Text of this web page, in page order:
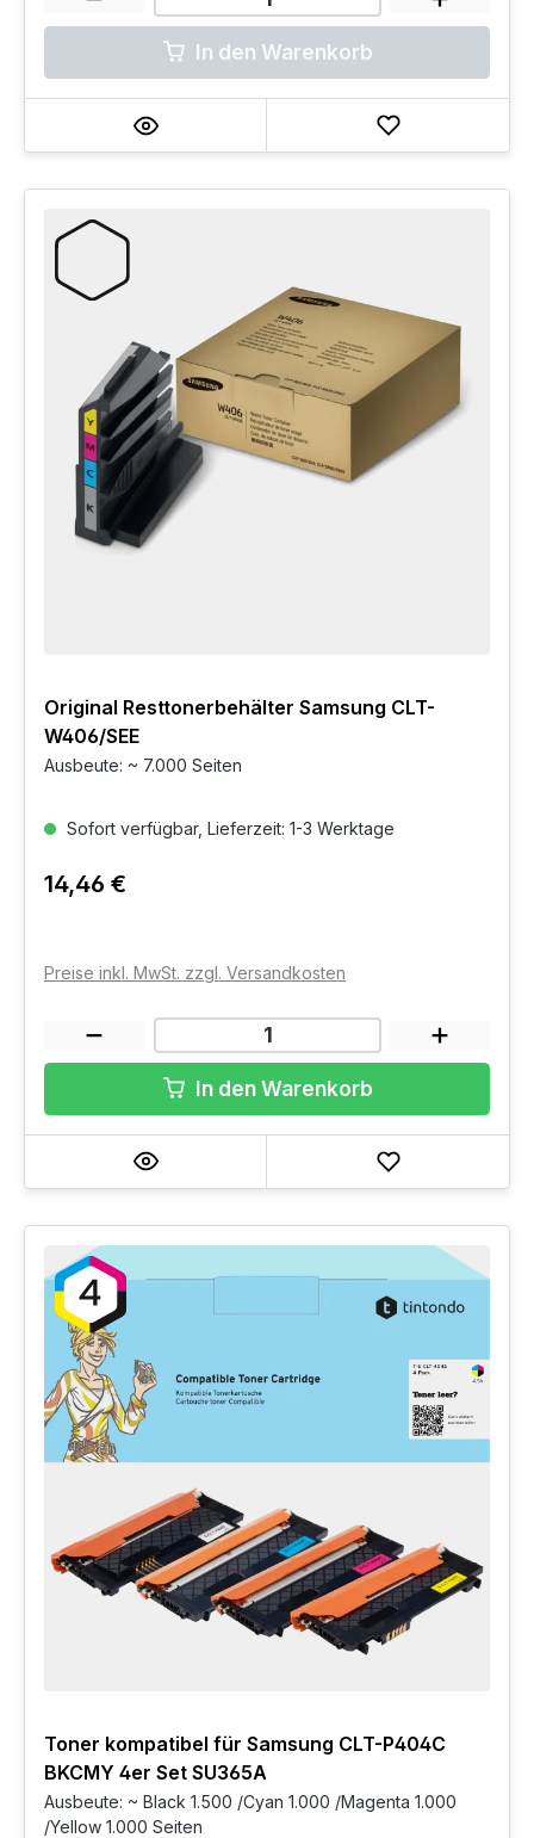
In den Warenkorb
Original Resttonerbehälter Samsung CLT-
W406/SEE
Ausbeute: ~ 7.000 Seiten
Sofort verfügbar, Lieferzeit: 1-3 Werktage
14,46 €
Preise inkl. MwSt. zzgl. Versandkosten
In den Warenkorb
Toner kompatibel für Samsung CLT-P404C
BKCMY 4er Set SU365A
Ausbeute: ~ Black 1.500 /Cyan 1.000 /Magenta 1.000
/Yellow 1.000 Seiten